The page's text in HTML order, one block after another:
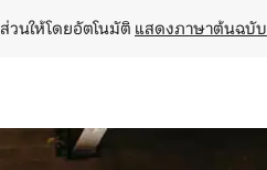
วนให้โดยอัตโนมัติ แสดงภาษาต้นฉบับ